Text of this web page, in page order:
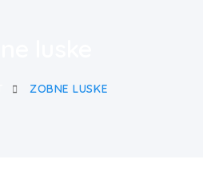
ZOBNE LUSKE